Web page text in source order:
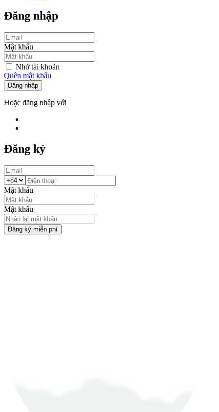
Đăng nhập
Mật khẩu
Nhớ tài khoản
Quên mật khẩu
Đăng nhập
Hoặc đăng nhập với
Đăng ký
Mật khẩu
Mật khẩu
Đăng ký miễn phí